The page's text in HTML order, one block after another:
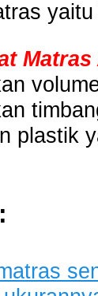
yaitu
plastik